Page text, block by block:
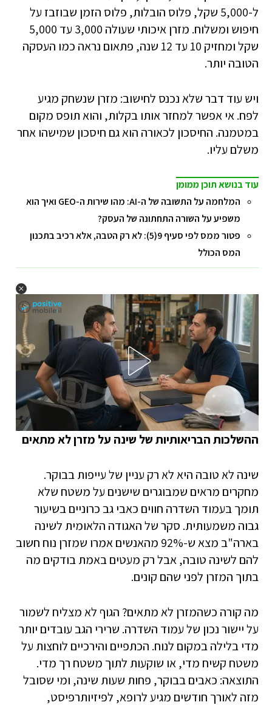
ל-5,000 שקל, פלוס הובלות, פלוס הזמן שבוזבז על
חיפוש ומשלוח. מזרן איכותי שעולה 3,000 עד 5,000
שקל ומחזיק 10 עד 12 שנה, פתאום נראה כמו העסקה
הטובה יותר.
ויש עוד דבר שלא נכנס לחישוב: מזרן שנשחק מגיע
לפח. אי אפשר למחזר אותו בקלות, והוא תופס מקום
במטמנה. החיסכון לכאורה הוא גם חיסכון שמישהו אחר
משלם עליו.
עוד בנושא תוכן ממומן
המלחמה על התשובה של ה-AI: מהו שירות ה-GEO ואיך הוא
משפיע על השורה התחתונה של העסק?
פטור ממס לפי סעיף 9(5): לא רק הטבה, אלא רכיב בתכנון
המס הכולל
ההשלכות הבריאותיות של שינה על מזרן לא מתאים
שינה לא טובה היא לא רק עניין של עייפות בבוקר.
מחקרים מראים שמבוגרים שישנים על משטח שלא
תומך בעמוד השדרה חווים כאבי גב כרוניים בשיעור
גבוה משמעותית. סקר של האגודה הלאומית לשינה
בארה"ב מצא ש-92% מהאנשים אמרו שמזרן נוח חשוב
להם לשינה טובה, אבל רק מעטים באמת בודקים מה
בתוך המזרן לפני שהם קונים.
מה קורה כשהמזרן לא מתאים? הגוף לא מצליח לשמור
על יישור נכון של עמוד השדרה. שרירי הגב עובדים יותר
מדי בלילה במקום לנוח. הכתפיים והירכיים לוחצות על
משטח קשיח מדי, או שוקעות לתוך משטח רך מדי.
התוצאה: כאבים בבוקר, פחות שעות שינה, ומי שסובל
מזה לאורך חודשים מגיע לרופא, לפיזיותרפיסט,